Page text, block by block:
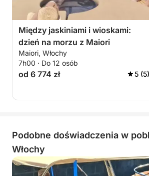
Między jaskiniami i wioskami:
dzień na morzu z Maiori
Maiori, Włochy
7h00 · Do 12 osób
od 6 774 zł 5 (5)
Podobne doświadczenia w
Włochy